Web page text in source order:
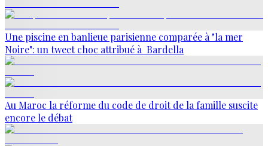
Une piscine en banlieue parisienne comparée à "la mer
Noire": un tweet choc attribué à Bardella
Au Maroc la réforme du code de droit de la famille suscite
encore le débat